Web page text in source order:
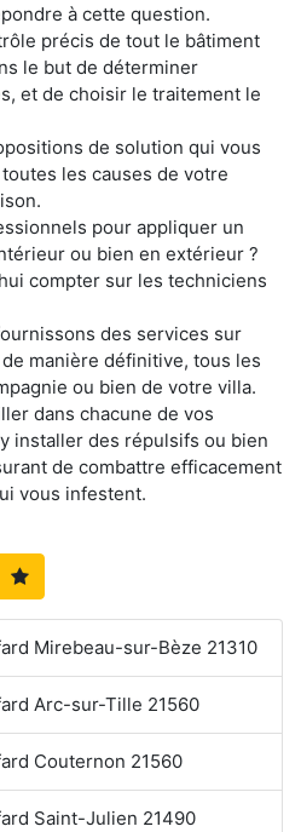
à cette question.
précis de tout le bâtiment
le but de déterminer
et de choisir le traitement le
de solution qui vous
les causes de votre
pour appliquer un
ou bien en extérieur ?
compter sur les techniciens
des services sur
manière définitive, tous les
ou bien de votre villa.
dans chacune de vos
installer des répulsifs ou bien
de combattre efficacement
vous infestent.
Mirebeau-sur-Bèze 21310
Arc-sur-Tille 21560
Couternon 21560
Saint-Julien 21490